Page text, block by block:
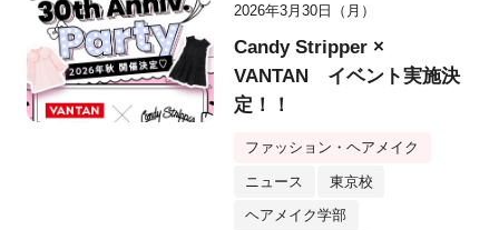
2026年3月30日（月）
Candy Stripper ×
VANTAN イベント実施決
定！！
ファッション・ヘアメイク
ニュース 東京校
ヘアメイク学部